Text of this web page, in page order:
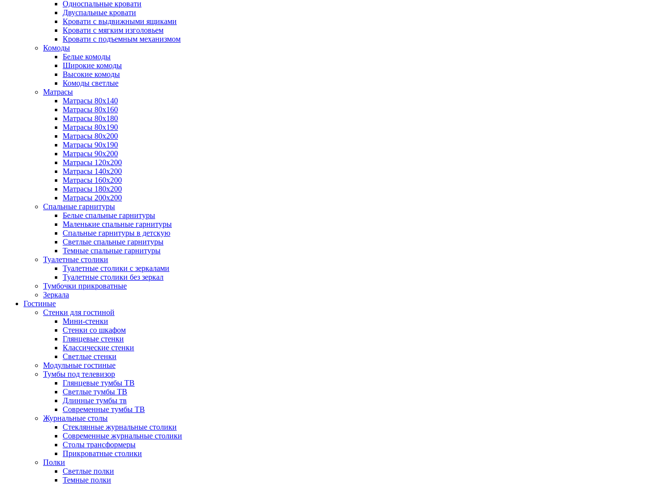
Односпальные кровати
Двуспальные кровати
Кровати с выдвижными ящиками
Кровати с мягким изголовьем
Кровати с подъемным механизмом
Комоды
Белые комоды
Широкие комоды
Высокие комоды
Комоды светлые
Матрасы
Матрасы 80х140
Матрасы 80х160
Матрасы 80х180
Матрасы 80х190
Матрасы 80х200
Матрасы 90х190
Матрасы 90х200
Матрасы 120х200
Матрасы 140х200
Матрасы 160х200
Матрасы 180х200
Матрасы 200х200
Спальные гарнитуры
Белые спальные гарнитуры
Маленькие спальные гарнитуры
Спальные гарнитуры в детскую
Светлые спальные гарнитуры
Темные спальные гарнитуры
Туалетные столики
Туалетные столики с зеркалами
Туалетные столики без зеркал
Тумбочки прикроватные
Зеркала
Гостиные
Стенки для гостиной
Мини-стенки
Стенки со шкафом
Глянцевые стенки
Классические стенки
Светлые стенки
Модульные гостиные
Тумбы под телевизор
Глянцевые тумбы ТВ
Светлые тумбы ТВ
Длинные тумбы тв
Современные тумбы ТВ
Журнальные столы
Стеклянные журнальные столики
Современные журнальные столики
Столы трансформеры
Прикроватные столики
Полки
Светлые полки
Темные полки